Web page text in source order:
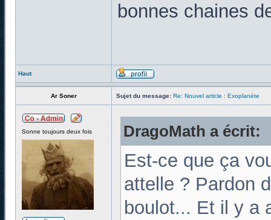
bonnes chaines
Haut
Ar Soner Sujet du message: Re: Nouvel article : Exoplanète
Sonne toujours deux fois DragoMath a écrit:
Est-ce que ça
attelle ? Pardon
boulot... Et il y a